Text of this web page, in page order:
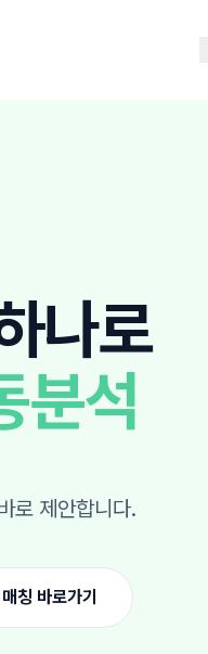
나로
분석
로 제안합니다.
칭 바로가기